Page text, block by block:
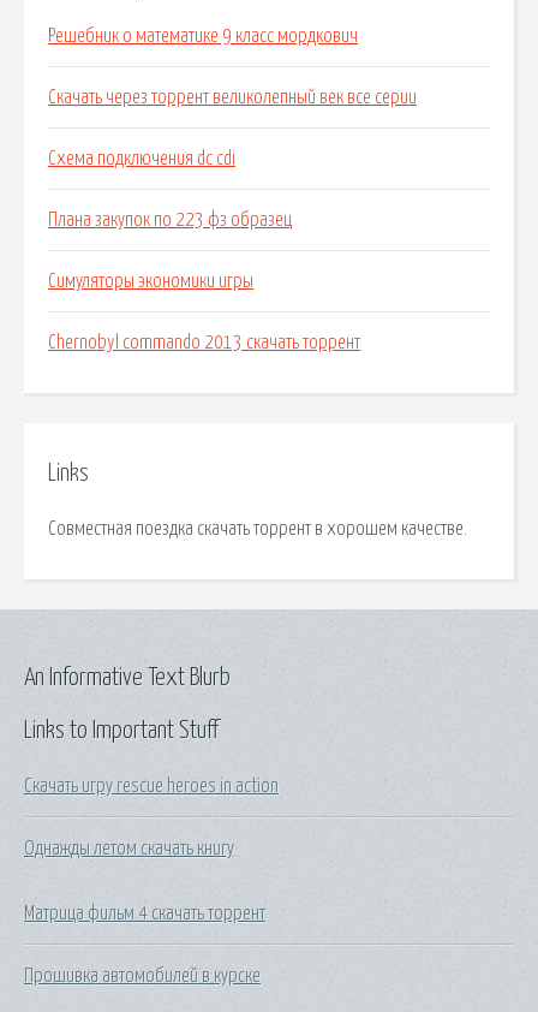
Решебник о математике 9 класс мордкович
Скачать через торрент великолепный век все серии
Схема подключения dc cdi
Плана закупок по 223 фз образец
Симуляторы экономики игры
Chernobyl commando 2013 скачать торрент
Links
Совместная поездка скачать торрент в хорошем качестве.
Links to Important Stuff
Скачать игру rescue heroes in action
Однажды летом скачать книгу
Матрица фильм 4 скачать торрент
Прошивка автомобилей в курске
An Informative Text Blurb